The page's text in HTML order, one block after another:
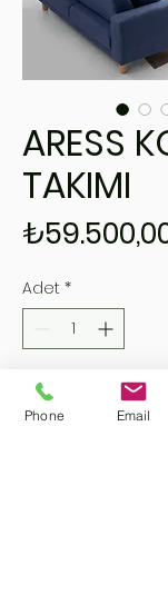
ARESS
TAKIMI
Adet *
Phone Email